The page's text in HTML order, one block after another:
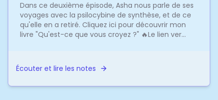
Dans ce deuxième épisode, Asha nous parle de ses
voyages avec la psilocybine de synthèse, et de ce
qu'elle en a retiré. Cliquez ici pour découvrir mon
livre "Qu'est-ce que vous croyez ?" 🔥Le lien ver...
Écouter et lire les notes